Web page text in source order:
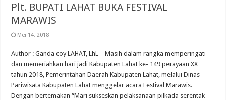
Plt. BUPATI LAHAT BUKA FESTIVAL
MARAWIS
Mei 14, 2018
Author : Ganda coy LAHAT, LhL – Masih dalam rangka memperingati
dan memeriahkan hari jadi Kabupaten Lahat ke- 149 perayaan XX
tahun 2018, Pemerintahan Daerah Kabupaten Lahat, melalui Dinas
Pariwisata Kabupaten Lahat menggelar acara Festival Marawis.
Dengan bertemakan “Mari sukseskan pelaksanaan pilkada serentak